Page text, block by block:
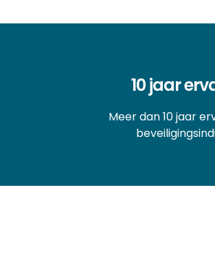
10 jaar
Meer dan 10 jaar